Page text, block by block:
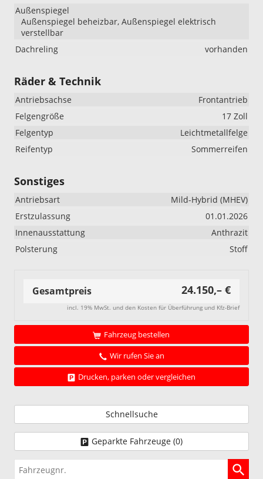
Außenspiegel
Außenspiegel beheizbar, Außenspiegel elektrisch
verstellbar
Dachreling
vorhanden
Räder & Technik
Antriebsachse
Frontantrieb
Felgengröße
17 Zoll
Felgentyp
Leichtmetallfelge
Reifentyp
Sommerreifen
Sonstiges
Antriebsart
Mild-Hybrid (MHEV)
Erstzulassung
01.01.2026
Innenausstattung
Anthrazit
Polsterung
Stoff
Gesamtpreis 24.150,– €
incl. 19% MwSt. und den Kosten für Überführung und Kfz-Brief
Fahrzeug bestellen
Wir rufen Sie an
Drucken, parken oder vergleichen
Schnellsuche
Geparkte Fahrzeuge (0)
Fahrzeugnr.